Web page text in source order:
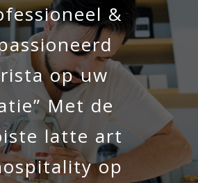
&
op uw
Met de
latte art
op